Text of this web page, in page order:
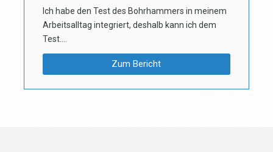
Ich habe den Test des Bohrhammers in meinem
Arbeitsalltag integriert, deshalb kann ich dem
Test….
Zum Bericht